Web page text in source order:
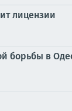
лицензии
в